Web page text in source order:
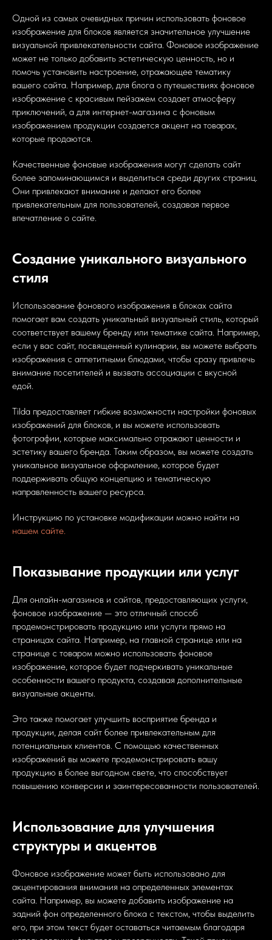
Одной из самых очевидных причин использовать фоновое
изображение для блоков является значительное улучшение
визуальной привлекательности сайта. Фоновое изображение
может не только добавить эстетическую ценность, но и
помочь установить настроение, отражающее тематику
вашего сайта. Например, для блога о путешествиях фоновое
изображение с красивым пейзажем создает атмосферу
приключений, а для интернет-магазина с фоновым
изображением продукции создается акцент на товарах,
которые продаются.
Качественные фоновые изображения могут сделать сайт
более запоминающимся и выделиться среди других страниц.
Они привлекают внимание и делают его более
привлекательным для пользователей, создавая первое
впечатление о сайте.
Создание уникального визуального
стиля
Использование фонового изображения в блоках сайта
помогает вам создать уникальный визуальный стиль, который
соответствует вашему бренду или тематике сайта. Например,
если у вас сайт, посвященный кулинарии, вы можете выбрать
изображения с аппетитными блюдами, чтобы сразу привлечь
внимание посетителей и вызвать ассоциации с вкусной
едой.
Tilda предоставляет гибкие возможности настройки фоновых
изображений для блоков, и вы можете использовать
фотографии, которые максимально отражают ценности и
эстетику вашего бренда. Таким образом, вы можете создать
уникальное визуальное оформление, которое будет
поддерживать общую концепцию и тематическую
направленность вашего ресурса.
Инструкцию по установке модификации можно найти на
нашем сайте.
Показывание продукции или услуг
Для онлайн-магазинов и сайтов, предоставляющих услуги,
фоновое изображение — это отличный способ
продемонстрировать продукцию или услуги прямо на
страницах сайта. Например, на главной странице или на
странице с товаром можно использовать фоновое
изображение, которое будет подчеркивать уникальные
особенности вашего продукта, создавая дополнительные
визуальные акценты.
Это также помогает улучшить восприятие бренда и
продукции, делая сайт более привлекательным для
потенциальных клиентов. С помощью качественных
изображений вы можете продемонстрировать вашу
продукцию в более выгодном свете, что способствует
повышению конверсии и заинтересованности пользователей.
Использование для улучшения
структуры и акцентов
Фоновое изображение может быть использовано для
акцентирования внимания на определенных элементах
сайта. Например, вы можете добавить изображение на
задний фон определенного блока с текстом, чтобы выделить
его, при этом текст будет оставаться читаемым благодаря